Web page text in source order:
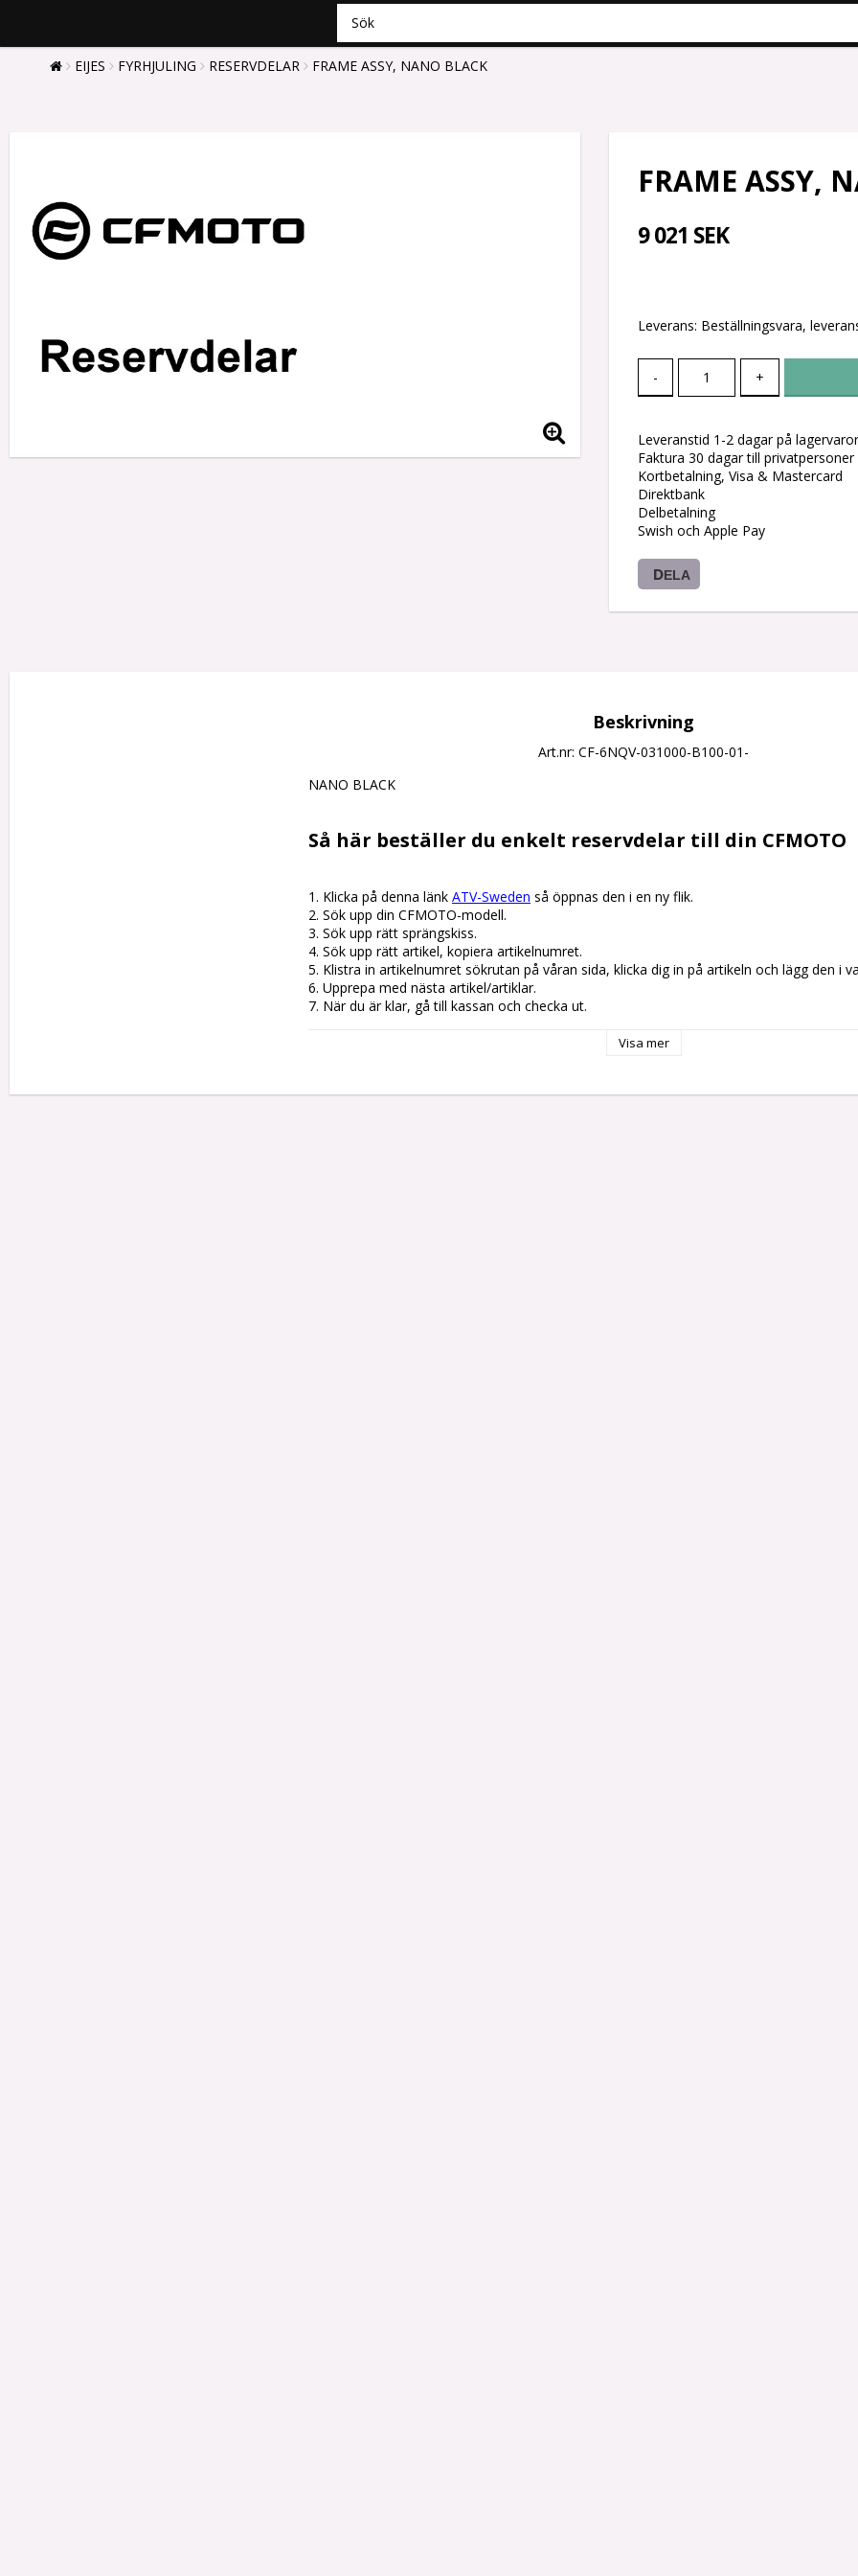
EIJES FYRHJULING RESERVDELAR FRAME ASSY, NANO BLACK
FRAME ASSY,
9 021 SEK
Leverans: Beställningsvara,
- +
Leveranstid 1-2 dagar på lagervaror
Faktura 30 dagar till
Kortbetalning, Visa & Mastercard
Direktbank
Delbetalning
Swish och Apple Pay
DELA
Beskrivning
Art.nr: CF-6NQV-031000-B100-01-
NANO BLACK
Så här beställer du enkelt reservdelar till din CFMOTO
1. Klicka på denna länk ATV-Sweden så öppnas den i en ny flik.
2. Sök upp din CFMOTO-modell.
3. Sök upp rätt sprängskiss.
4. Sök upp rätt artikel, kopiera artikelnumret.
5. Klistra in artikelnumret sökrutan på våran sida, klicka dig in på artikeln och lägg den i
6. Upprepa med nästa artikel/artiklar.
7. När du är klar, gå till kassan och checka ut.
Visa mer